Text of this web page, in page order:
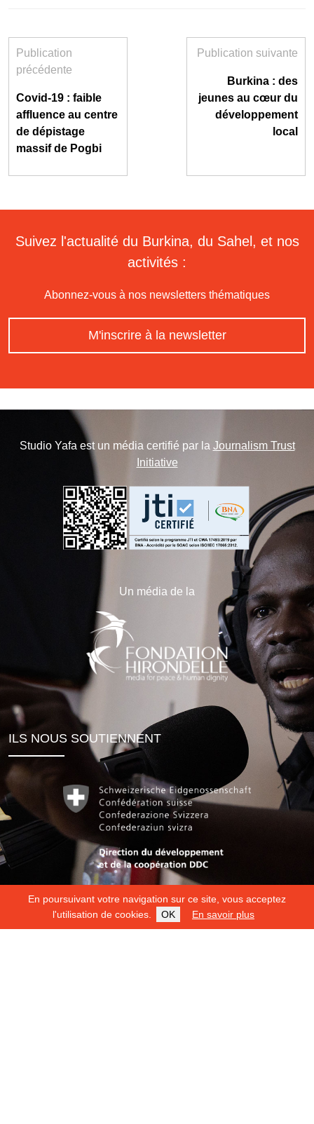
En poursuivant votre navigation sur ce site, vous acceptez
l'utilisation de cookies.
OK En savoir plus
Publication
précédente
Covid-19 : faible
affluence au centre
de dépistage
massif de Pogbi
Publication suivante
Burkina : des
jeunes au cœur du
développement
local
Suivez l'actualité du Burkina, du Sahel, et nos
activités :
Abonnez-vous à nos newsletters thématiques
M'inscrire à la newsletter
Studio Yafa est un média certifié par la Journalism Trust
Initiative
Un média de la
ILS NOUS SOUTIENNENT